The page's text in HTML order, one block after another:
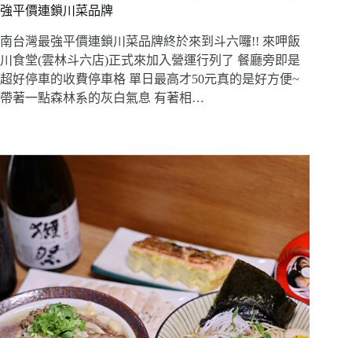
強平價連鎖川菜品牌
南台灣最強平價連鎖川菜品牌終於來到斗六囉!! 來呷飯
川食堂(雲林斗六店)正式來加入營運行列了 餐廳旁即是
超好停車的收費停車格 單日最高才50元真的是好方便~
帶著一點森林系的灰白氣息 有著相…